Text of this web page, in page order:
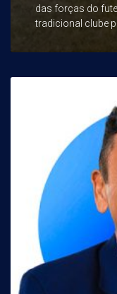
das forças do
tradicional clube